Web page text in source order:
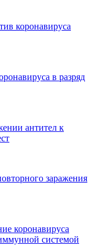
коронавируса
в разряд
антител к
заражения
коронавируса
системой